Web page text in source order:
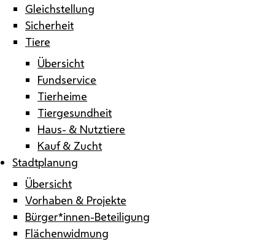
Gleichstellung
Sicherheit
Tiere
Übersicht
Fundservice
Tierheime
Tiergesundheit
Haus- & Nutztiere
Kauf & Zucht
Stadtplanung
Übersicht
Vorhaben & Projekte
Bürger*innen-Beteiligung
Flächenwidmung